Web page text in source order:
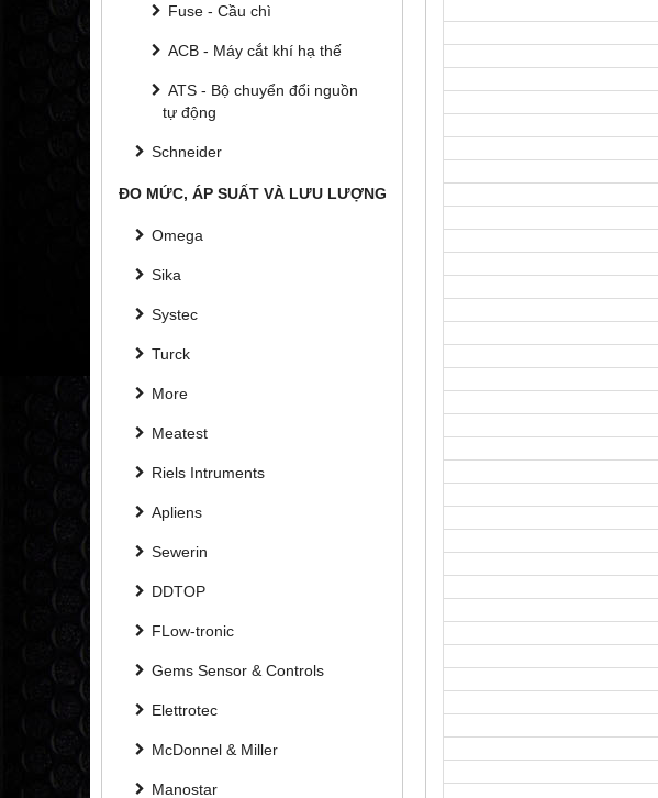
Fuse - Cầu chì
ACB - Máy cắt khí hạ thế
ATS - Bộ chuyển đổi nguồn
tự động
Schneider
ĐO MỨC, ÁP SUẤT VÀ LƯU LƯỢNG
Omega
Sika
Systec
Turck
More
Meatest
Riels Intruments
Apliens
Sewerin
DDTOP
FLow-tronic
Gems Sensor & Controls
Elettrotec
McDonnel & Miller
Manostar